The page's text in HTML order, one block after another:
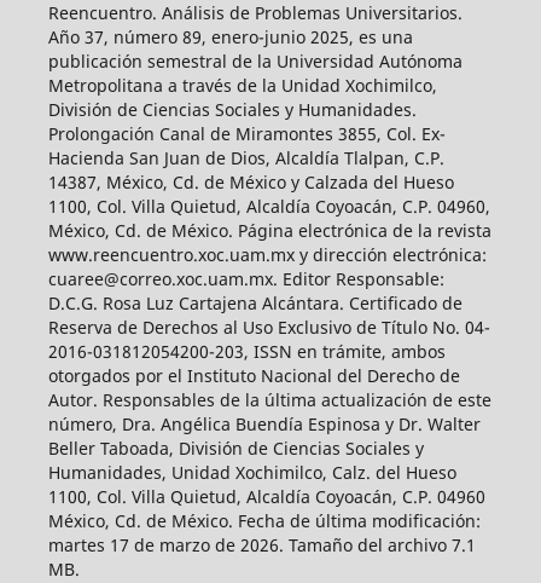
Reencuentro. Análisis de Problemas Universitarios.
Año 37, número 89, enero-junio 2025, es una
publicación semestral de la Universidad Autónoma
Metropolitana a través de la Unidad Xochimilco,
División de Ciencias Sociales y Humanidades.
Prolongación Canal de Miramontes 3855, Col. Ex-
Hacienda San Juan de Dios, Alcaldía Tlalpan, C.P.
14387, México, Cd. de México y Calzada del Hueso
1100, Col. Villa Quietud, Alcaldía Coyoacán, C.P. 04960,
México, Cd. de México. Página electrónica de la revista
www.reencuentro.xoc.uam.mx y dirección electrónica:
cuaree@correo.xoc.uam.mx. Editor Responsable:
D.C.G. Rosa Luz Cartajena Alcántara. Certificado de
Reserva de Derechos al Uso Exclusivo de Título No. 04-
2016-031812054200-203, ISSN en trámite, ambos
otorgados por el Instituto Nacional del Derecho de
Autor. Responsables de la última actualización de este
número, Dra. Angélica Buendía Espinosa y Dr. Walter
Beller Taboada, División de Ciencias Sociales y
Humanidades, Unidad Xochimilco, Calz. del Hueso
1100, Col. Villa Quietud, Alcaldía Coyoacán, C.P. 04960
México, Cd. de México. Fecha de última modificación:
martes 17 de marzo de 2026. Tamaño del archivo 7.1
MB.